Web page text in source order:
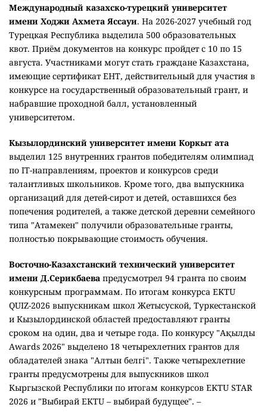
Международный казахско-турецкий университет
имени Ходжи Ахмета Яссауи. На 2026-2027 учебный год
Турецкая Республика выделила 500 образовательных
квот. Приём документов на конкурс пройдет с 10 по 15
августа. Участниками могут стать граждане Казахстана,
имеющие сертификат ЕНТ, действительный для участия в
конкурсе на государственный образовательный грант, и
набравшие проходной балл, установленный
университетом.
Кызылординский университет имени Коркыт ата
выделил 125 внутренних грантов победителям олимпиад
по IT-направлениям, проектов и конкурсов среди
талантливых школьников. Кроме того, два выпускника
организаций для детей-сирот и детей, оставшихся без
попечения родителей, а также детской деревни семейного
типа "Атамекен" получили образовательные гранты,
полностью покрывающие стоимость обучения.
Восточно-Казахстанский технический университет
имени Д.Серикбаева предусмотрел 94 гранта по своим
конкурсным программам. По итогам конкурса EKTU
QUIZ-2026 выпускникам школ Жетысуской, Туркестанской
и Кызылординской областей предоставляют гранты
сроком на один, два и четыре года. По конкурсу "Ақылды
Awards 2026" выделено 18 четырехлетних грантов для
обладателей знака "Алтын белгі". Также четырехлетние
гранты предусмотрены для выпускников школ
Кыргызской Республики по итогам конкурсов EKTU STAR
2026 и "Выбирай EKTU – выбирай будущее". –